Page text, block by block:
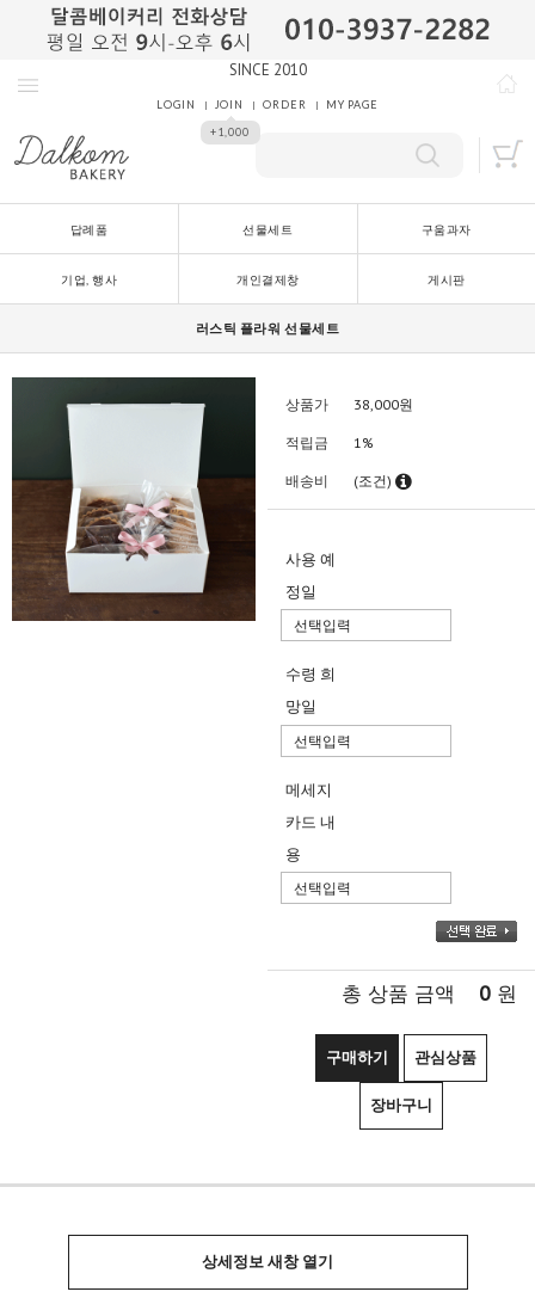
SINCE 2010
LOGIN JOIN
+1,000
ORDER MY PAGE
답례품 선물세트 구움과자
기업, 행사 개인결제창 게시판
러스틱 플라워 선물세트
상품가 38,000원
적립금 1%
배송비 (조건)
사용 예
정일
수령 희
망일
메세지
카드 내
용
총 상품 금액 0 원
구매하기 관심상품
장바구니
상세정보 새창 열기